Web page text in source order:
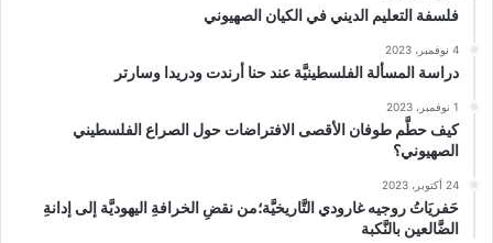
فلسفة التعليم الديني في الكيان الصهيوني
4 نوفمبر، 2023
دراسة المسألة الفلسطينيَّة عند حنا أرندت ودريدا وسارتر
1 نوفمبر، 2023
كيف حطَّم طوفان الأقصى الافتراضات حول الصراع الفلسطيني
الصهيوني؟
24 أكتوبر، 2023
حَفريَاتُ روجيه غارودي التَّاريخيَّة؛من نقضِ الخرافةِ اليهوديَّة إلى إدانةِ
الضَّالعين بالنَّكبة